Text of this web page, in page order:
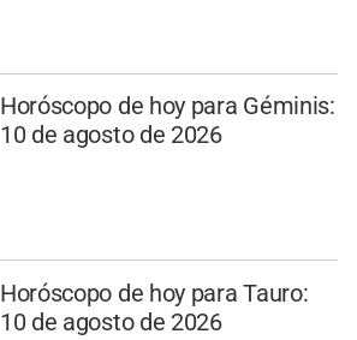
Horóscopo de hoy para Géminis:
10 de agosto de 2026
Horóscopo de hoy para Tauro:
10 de agosto de 2026